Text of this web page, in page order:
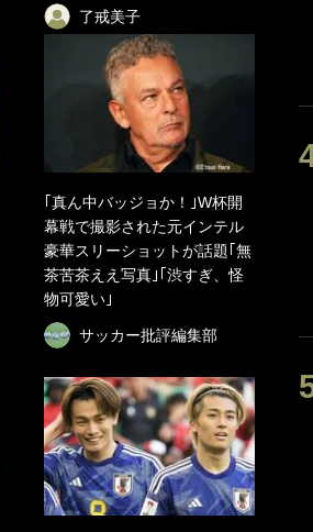
了戒美子
｢真ん中バッジョか！｣W杯開
幕戦で撮影された元インテル
豪華スリーショットが話題｢無
茶苦茶ええ写真｣｢渋すぎ、怪
物可愛い｣
サッカー批評編集部